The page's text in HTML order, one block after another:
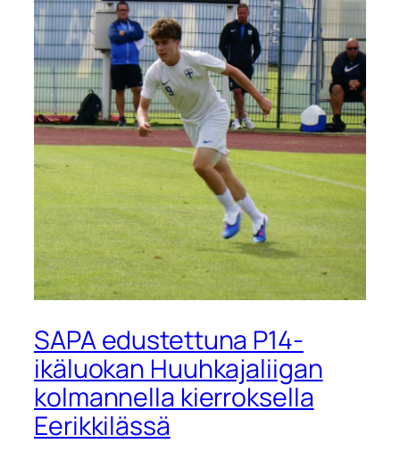
SAPA edustettuna P14-
ikäluokan Huuhkajaliigan
kolmannella kierroksella
Eerikkilässä